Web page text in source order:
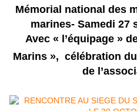
Mémorial national des
marines- Samedi 27
Avec « l’équipage »
Marins », célébration
de